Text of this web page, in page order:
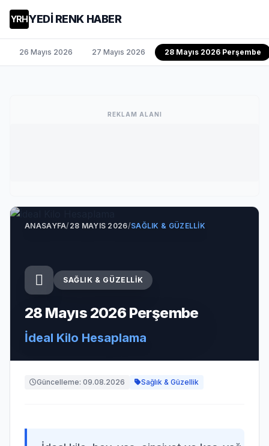
YRHYEDİ RENK HABER
26 Mayıs 2026 27 Mayıs 2026 28 Mayıs 2026 Perşembe
REKLAM ALANI
ANASAYFA/28 MAYIS 2026/SAĞLIK & GÜZELLIK
SAĞLIK & GÜZELLIK
28 Mayıs 2026 Perşembe
İdeal Kilo Hesaplama
Güncelleme: 09.08.2026 Sağlık & Güzellik